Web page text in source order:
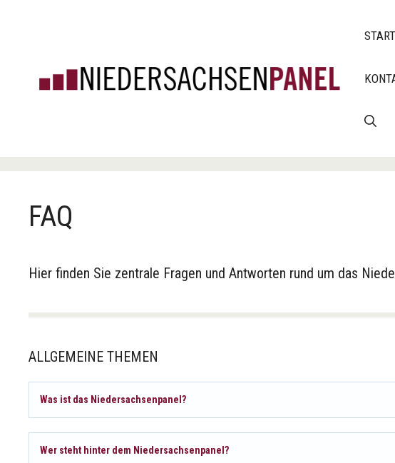
FAQ
Hier finden Sie zentrale Fragen und Antworten rund um das
ALLGEMEINE THEMEN
Was ist das Niedersachsenpanel?
Wer steht hinter dem Niedersachsenpanel?